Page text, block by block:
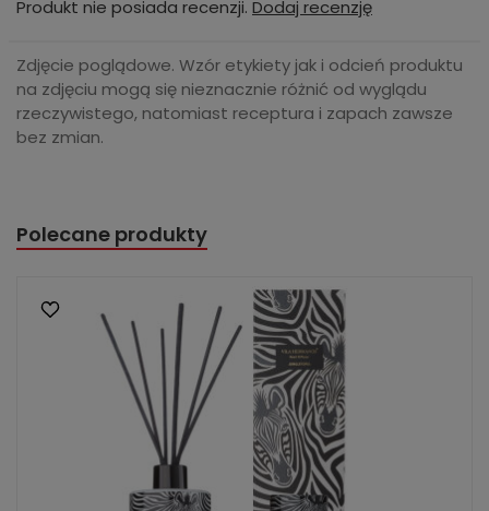
Produkt nie posiada recenzji. Dodaj recenzję
Zdjęcie poglądowe. Wzór etykiety jak i odcień produktu
na zdjęciu mogą się nieznacznie różnić od wyglądu
rzeczywistego, natomiast receptura i zapach zawsze
bez zmian.
Polecane produkty